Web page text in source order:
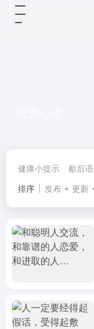
健康小提示 歇后语
排序
发布 更新